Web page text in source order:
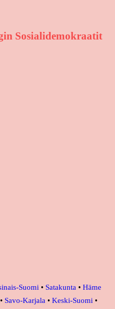
Sosialidemokraatit
Suomi • Satakunta • Häme
• Savo-Karjala • Keski-Suomi •